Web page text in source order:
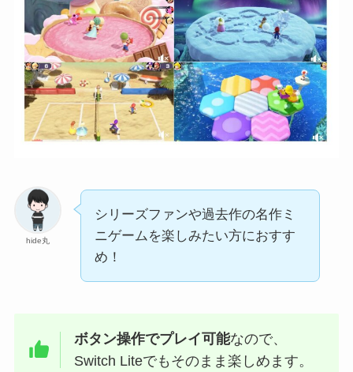
hide丸
シリーズファンや過去作の名作ミ
ニゲームを楽しみたい方におすす
め！
ボタン操作でプレイ可能なので、
Switch Liteでもそのまま楽しめます。